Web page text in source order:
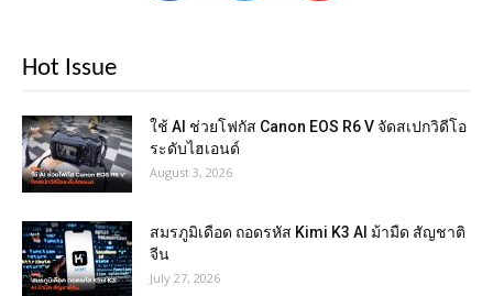
Hot Issue
ใช้ AI ช่วยโฟกัส Canon EOS R6 V จัดสเปกวิดีโอ
ระดับไฮเอนด์
August 3, 2026
สมรภูมิเดือด ถอดรหัส Kimi K3 AI ม้ามืด สัญชาติ
จีน
July 27, 2026